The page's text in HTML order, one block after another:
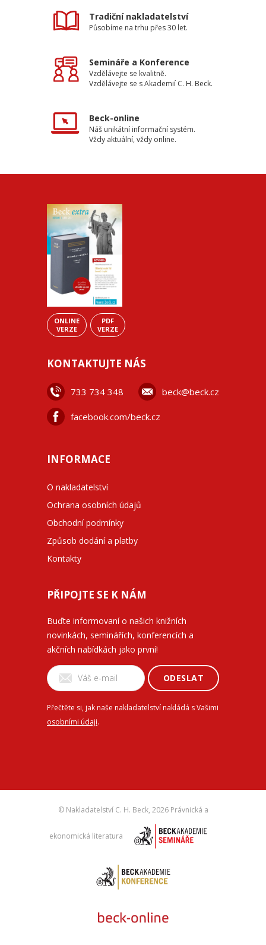
Tradiční nakladatelství
Působíme na trhu přes 30 let.
Semináře a Konference
Vzdělávejte se kvalitně.
Vzdělávejte se s Akademií C. H. Beck.
Beck-online
Náš unikátní informační systém.
Vždy aktuální, vždy online.
ONLINE
VERZE
PDF
VERZE
KONTAKTUJTE NÁS
733 734 348 beck@beck.cz
facebook.com/beck.cz
INFORMACE
O nakladatelství
Ochrana osobních údajů
Obchodní podmínky
Způsob dodání a platby
Kontakty
PŘIPOJTE SE K NÁM
Buďte informovaní o našich knižních
novinkách, seminářích, konferencích a
akčních nabídkách jako první!
ODESLAT
Přečtěte si, jak naše nakladatelství nakládá s Vašimi
osobními údaji.
© Nakladatelství C. H. Beck, 2026 Právnická a
ekonomická literatura